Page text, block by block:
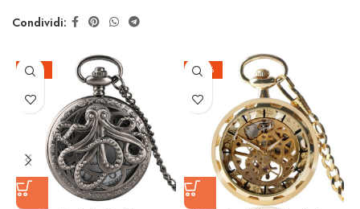
Condividi:
-14% -33%